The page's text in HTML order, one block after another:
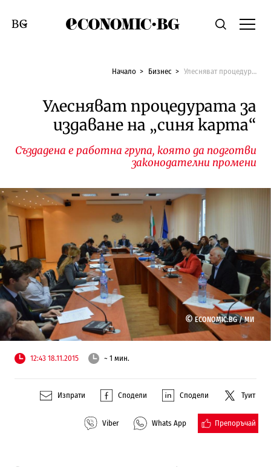
Economic.bgТърсене
Смяна на език
Начало Бизнес Улесняват процедурата за издаване на „синя карта“
Улесняват процедурата за
издаване на „синя карта“
Създадена е работна група, която да подготви
законодателни промени
©ECONOMIC.BG /МИ
12:43 18.11.2015 ~ 1 мин.
Изпрати Сподели Сподели Туит
Viber Whats App Препоръчай